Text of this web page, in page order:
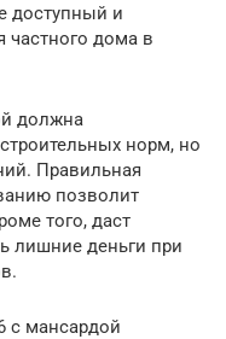
доступный и
дома в
должна
норм, но
Правильная
позволит
того, даст
лишние деньги при
с мансардой